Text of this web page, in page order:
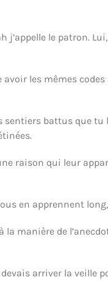
j’appelle le patron.
avoir les mêmes
battus que tu
raison qui leur
en apprennent
manière de
arriver la veille